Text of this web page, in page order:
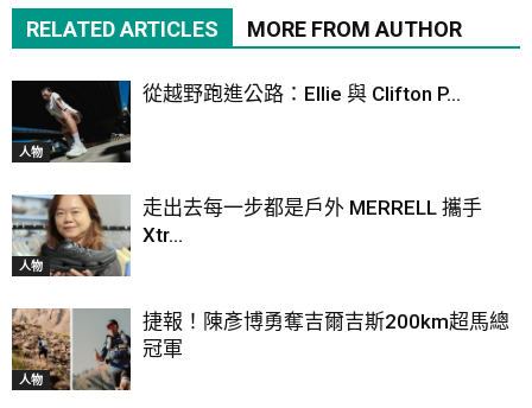
RELATED ARTICLES MORE FROM AUTHOR
人物
從越野跑進公路：Ellie 與 Clifton P...
人物
走出去每一步都是戶外 MERRELL 攜手
Xtr...
人物
捷報！陳彥博勇奪吉爾吉斯200km超馬總
冠軍